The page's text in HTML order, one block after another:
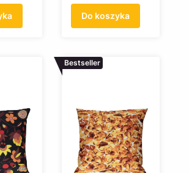
Do koszyka
Bestseller